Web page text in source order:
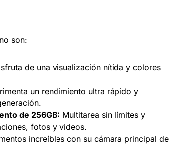
son:
de una visualización nítida y colores
un rendimiento ultra rápido y
de 256GB: Multitarea sin límites y
fotos y videos.
increíbles con su cámara principal de